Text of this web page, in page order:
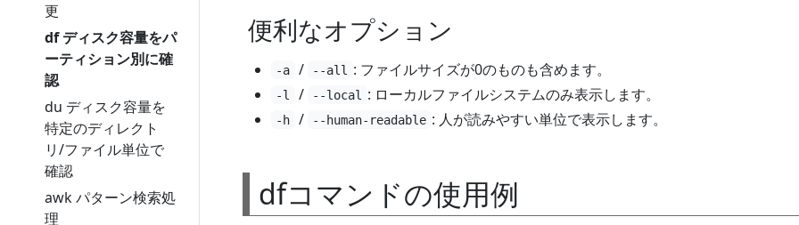
更
df ディスク容量をパ
ーティション別に確
認
du ディスク容量を
特定のディレクト
リ/ファイル単位で
確認
awk パターン検索処
理
便利なオプション
-a / --all : ファイルサイズが0のものも含めます。
-l / --local : ローカルファイルシステムのみ表示します。
-h / --human-readable : 人が読みやすい単位で表示します。
dfコマンドの使用例